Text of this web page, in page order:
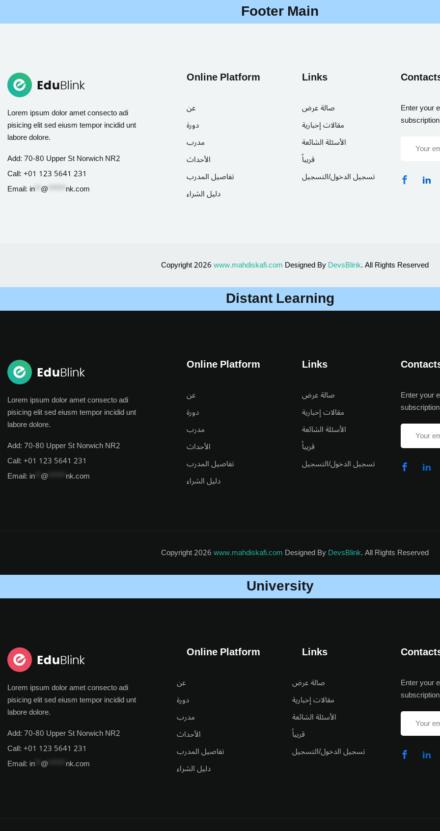
Footer Main
Lorem ipsum dolor amet consecto adi
pisicing elit sed eiusm tempor incidid unt
labore dolore.
Add:70-80 Upper St Norwich NR2
Call:+01 123 5641 231
Email:in**@******nk.com
Online Platform
عن
دورة
مدرب
الأحداث
تفاصيل المدرب
دليل الشراء
Links
صالة عرض
مقالات إخبارية
الأسئلة الشائعة
قريباً
تسجيل الدخول/التسجيل
Enter your
subscription
Copyright 2026www.mahdiskafi.comDesigned ByDevsBlink. All Rights Reserved
Distant Learning
Lorem ipsum dolor amet consecto adi
pisicing elit sed eiusm tempor incidid unt
labore dolore.
Add:70-80 Upper St Norwich NR2
Call:+01 123 5641 231
Email:in @ nk.com
Online Platform
عن
دورة
مدرب
الأحداث
تفاصيل المدرب
دليل الشراء
Links
صالة عرض
مقالات إخبارية
الأسئلة الشائعة
قريباً
تسجيل الدخول/التسجيل
Enter your
subscription
Copyright 2026www.mahdiskafi.comDesigned ByDevsBlink. All Rights Reserved
University
Lorem ipsum dolor amet consecto adi
pisicing elit sed eiusm tempor incidid unt
labore dolore.
Add:70-80 Upper St Norwich NR2
Call:+01 123 5641 231
Email:in @ nk.com
Online Platform
عن
دورة
مدرب
الأحداث
تفاصيل المدرب
دليل الشراء
Links
صالة عرض
مقالات إخبارية
الأسئلة الشائعة
قريباً
تسجيل الدخول/التسجيل
Enter your
subscription
Sign in
Don’t have an account?
Sign up
Already have an account?